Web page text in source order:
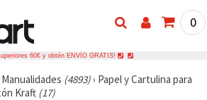
0
60€ y obtén ENVÍO GRATIS!
(4893)› Papel y Cartulina para
Kraft (17)